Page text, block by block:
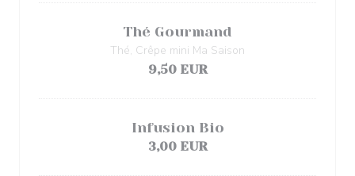
Thé Gourmand
Thé, Crêpe mini Ma Saison
9,50 EUR
Infusion Bio
3,00 EUR